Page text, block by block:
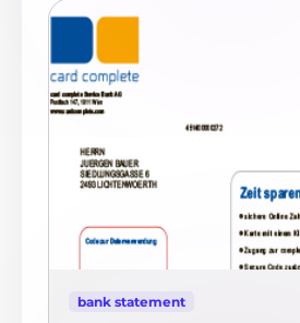
bank statement